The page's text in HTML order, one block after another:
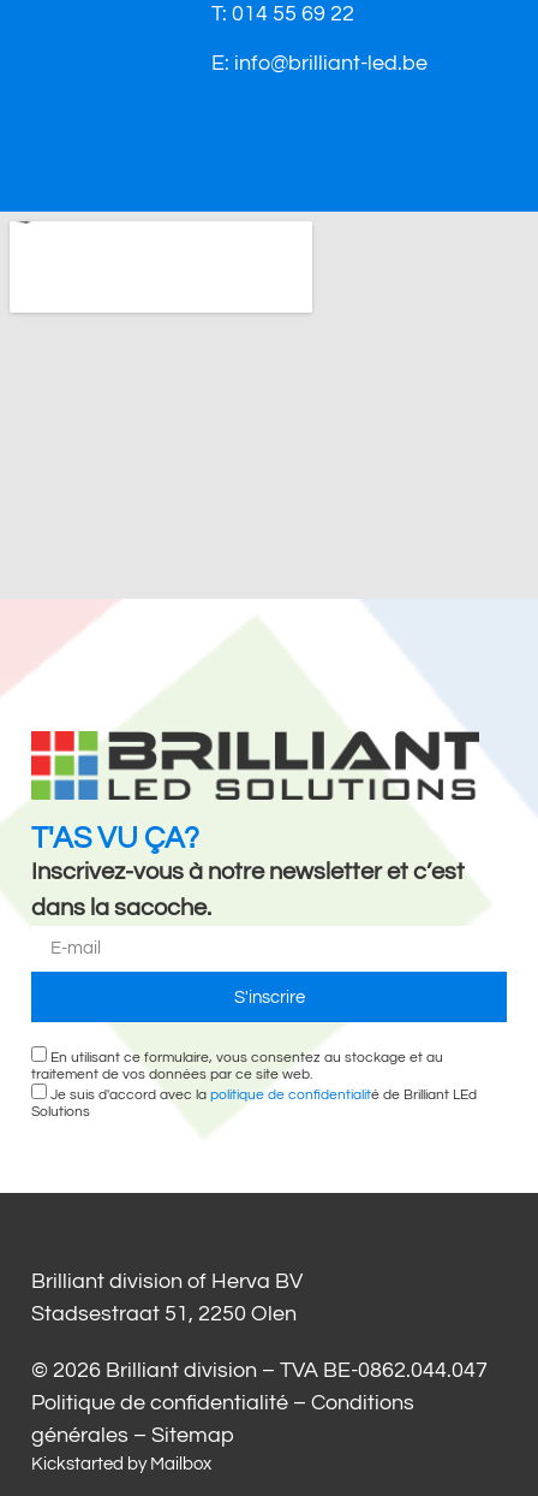
T: 014 55 69 22
E: info@brilliant-led.be
T'AS VU ÇA?
Inscrivez-vous à notre newsletter et c’est
dans la sacoche.
En utilisant ce formulaire, vous consentez au stockage et au
traitement de vos données par ce site web.
Je suis d'accord avec la politique de confidentialité de Brilliant LEd
Solutions
S'inscrire
Brilliant division of Herva BV
Stadsestraat 51, 2250 Olen
© 2026 Brilliant division – TVA BE-0862.044.047
Politique de confidentialité – Conditions
générales – Sitemap
Kickstarted by Mailbox